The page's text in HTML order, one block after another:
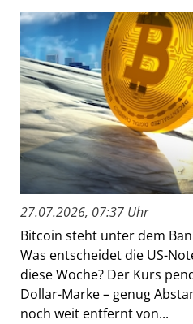
27.07.2026, 07:37 Uhr
Bitcoin steht unter dem
Was entscheidet die US-
diese Woche? Der Kurs
Dollar-Marke – genug
noch weit entfernt von...